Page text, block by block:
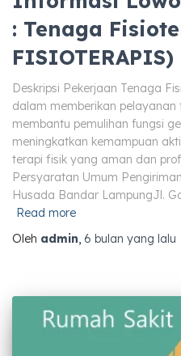
: Tenaga
FISIOTERAPIS)
Deskripsi Pekerjaan Tenaga
dalam memberikan
membantu pemulihan fungsi
meningkatkan kemampuan
terapi fisik yang aman dan
Persyaratan Umum
Husada Bandar LampungJl.
Read more
Oleh admin, 6 bulan yang lalu